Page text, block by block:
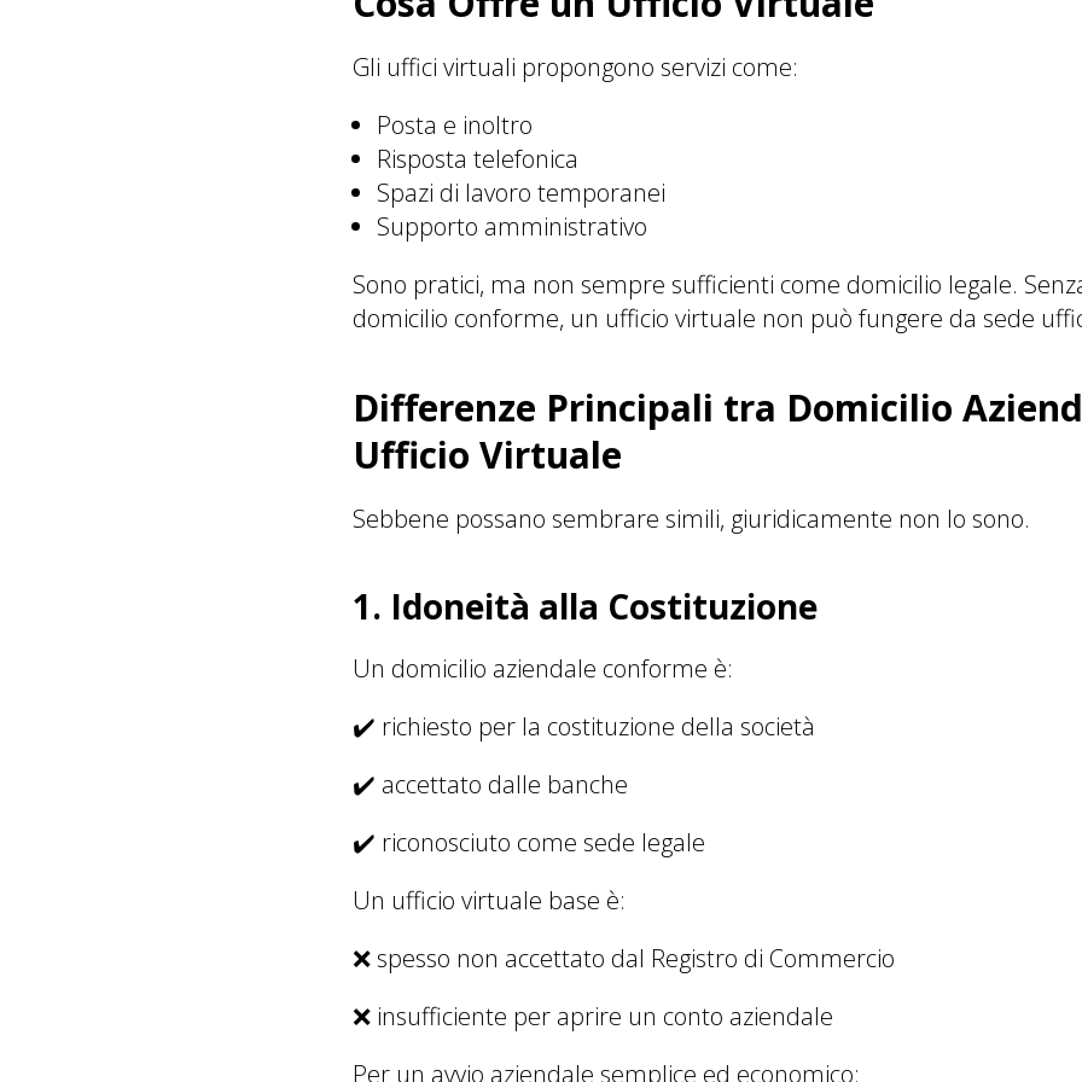
Gli uffici virtuali propongono servizi come:
Posta e inoltro
Risposta telefonica
Spazi di lavoro temporanei
Supporto amministrativo
Sono pratici, ma non sempre sufficienti come domicilio legale.
domicilio conforme, un ufficio virtuale non può fungere da sede
Differenze Principali tra Domicilio
Ufficio Virtuale
Sebbene possano sembrare simili, giuridicamente non lo sono.
1. Idoneità alla Costituzione
Un domicilio aziendale conforme è:
✔️ richiesto per la costituzione della società
✔️ accettato dalle banche
✔️ riconosciuto come sede legale
Un ufficio virtuale base è:
❌ spesso non accettato dal Registro di Commercio
❌ insufficiente per aprire un conto aziendale
Per un avvio aziendale semplice ed economico: